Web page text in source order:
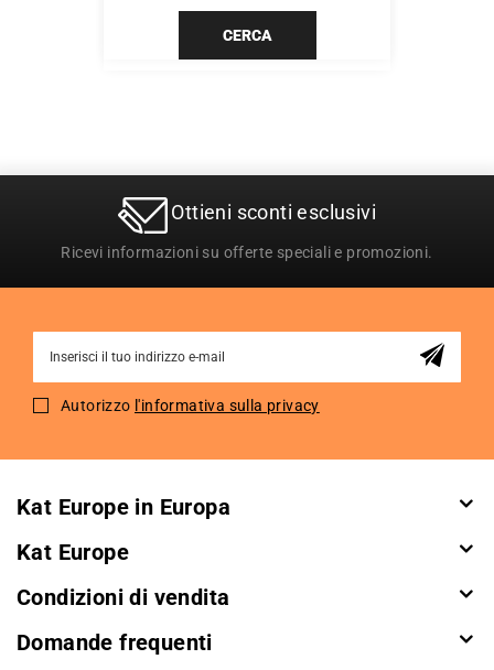
CERCA
Ottieni sconti esclusivi
Ricevi informazioni su offerte speciali e promozioni.
for
Autorizzo l'informativa sulla privacy
Kat Europe in Europa
Kat Europe
Condizioni di vendita
Domande frequenti